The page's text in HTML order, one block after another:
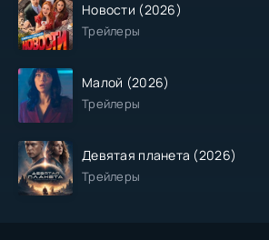
Новости (2026)
Трейлеры
Малой (2026)
Трейлеры
Девятая планета (2026)
Трейлеры